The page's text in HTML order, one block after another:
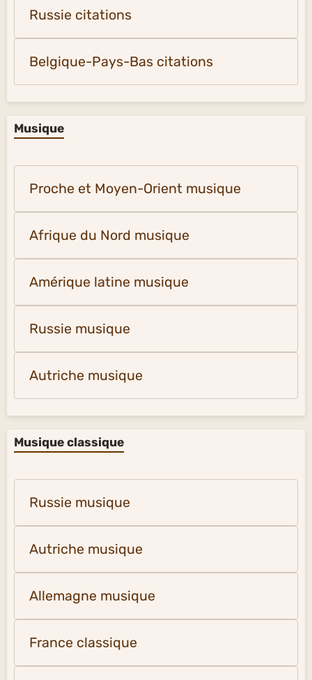
Russie citations
Belgique-Pays-Bas citations
Musique
Proche et Moyen-Orient musique
Afrique du Nord musique
Amérique latine musique
Russie musique
Autriche musique
Musique classique
Russie musique
Autriche musique
Allemagne musique
France classique